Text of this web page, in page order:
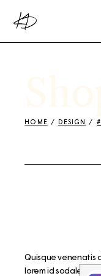
HOME DESIGN
Quisque venenatis
lorem id sodales